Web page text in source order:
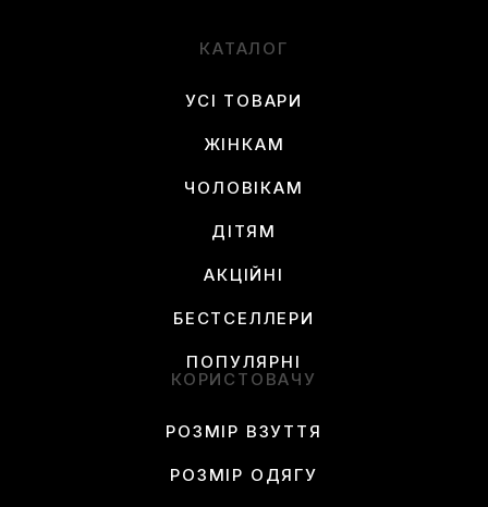
КАТАЛОГ
УСІ ТОВАРИ
ЖІНКАМ
ЧОЛОВІКАМ
ДІТЯМ
АКЦІЙНІ
БЕСТСЕЛЛЕРИ
ПОПУЛЯРНІ
КОРИСТОВАЧУ
РОЗМІР ВЗУТТЯ
РОЗМІР ОДЯГУ